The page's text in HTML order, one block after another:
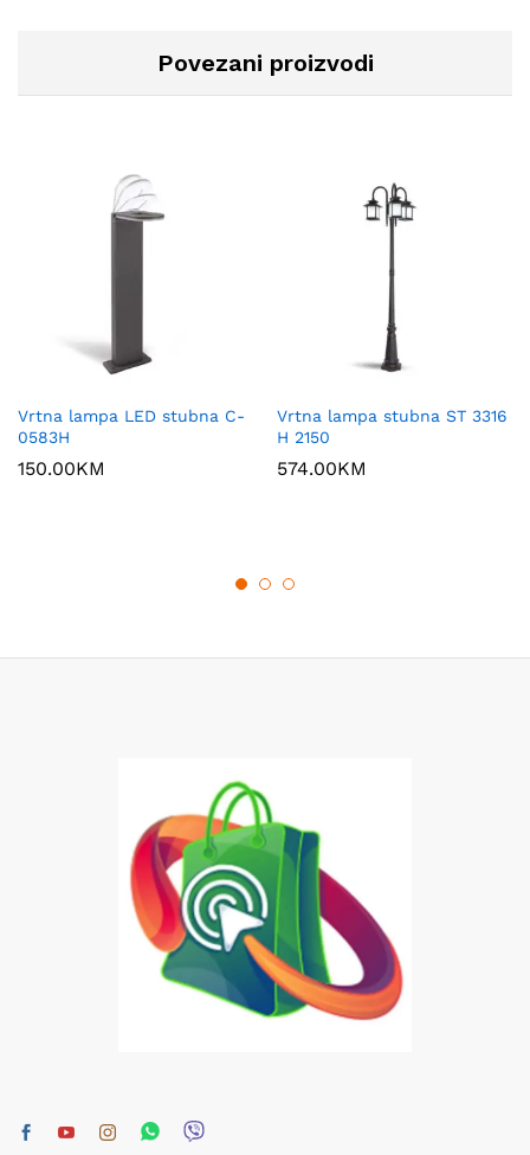
Povezani proizvodi
Vrtna lampa LED stubna C-
0583H
150.00KM
Vrtna lampa stubna ST 3316
H 2150
574.00KM